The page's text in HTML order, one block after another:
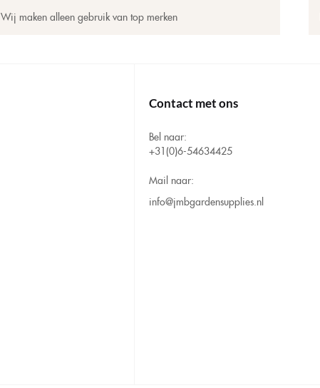
Wij maken alleen gebruik van top merken
Contact met ons
Bel naar:
+31(0)6-54634425
Mail naar:
info@jmbgardensupplies.nl